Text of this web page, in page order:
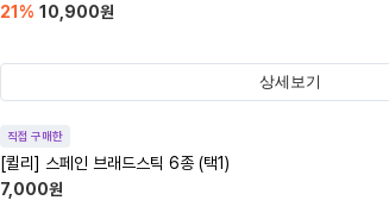
21 % 10,900원
상세보기
직접 구매한
[퀼리] 스페인 브래드스틱 6종 (택1)
7,000원